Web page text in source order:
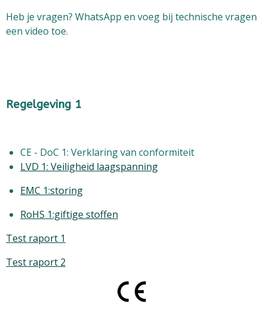
Heb je vragen? WhatsApp en voeg bij technische vragen
een video toe.
Regelgeving 1
CE - DoC 1: Verklaring van conformiteit
LVD 1: Veiligheid laagspanning
EMC 1:storing
RoHS 1:giftige stoffen
Test raport 1
Test raport 2